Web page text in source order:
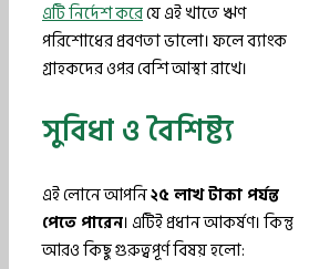
এটি নির্দেশ করেযে এই খাতে ঋণ
পরিশোধের প্রবণতা ভালো। ফলে ব্যাংক
গ্রাহকদের ওপর বেশি আস্থা রাখে।
সুবিধা ও বৈশিষ্ট্য
এই লোনে আপনি২৫ লাখ টাকা পর্যন্ত
পেতে পারেন। এটিই প্রধান আকর্ষণ। কিন্তু
আরও কিছু গুরুত্বপূর্ণ বিষয় হলো: